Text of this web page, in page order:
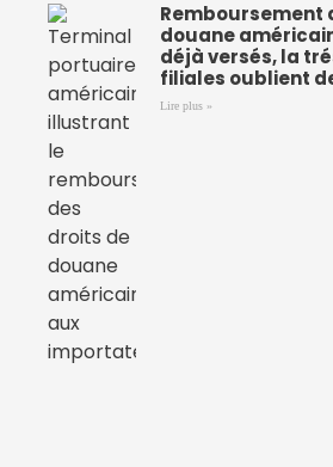
Remboursement
douane
déjà versés, la
filiales oublient
Lire plus »